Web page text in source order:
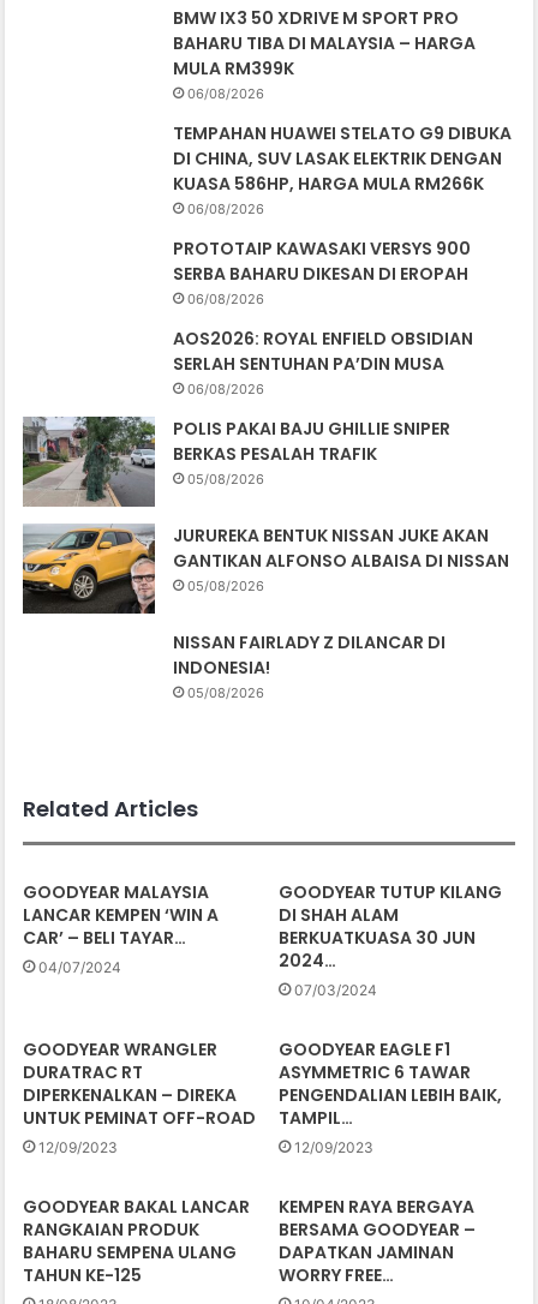
BMW IX3 50 XDRIVE M SPORT PRO
BAHARU TIBA DI MALAYSIA – HARGA
MULA RM399K
06/08/2026
TEMPAHAN HUAWEI STELATO G9 DIBUKA
DI CHINA, SUV LASAK ELEKTRIK DENGAN
KUASA 586HP, HARGA MULA RM266K
06/08/2026
PROTOTAIP KAWASAKI VERSYS 900
SERBA BAHARU DIKESAN DI EROPAH
06/08/2026
AOS2026: ROYAL ENFIELD OBSIDIAN
SERLAH SENTUHAN PA’DIN MUSA
06/08/2026
POLIS PAKAI BAJU GHILLIE SNIPER
BERKAS PESALAH TRAFIK
05/08/2026
JURUREKA BENTUK NISSAN JUKE AKAN
GANTIKAN ALFONSO ALBAISA DI NISSAN
05/08/2026
NISSAN FAIRLADY Z DILANCAR DI
INDONESIA!
05/08/2026
Related Articles
GOODYEAR MALAYSIA
LANCAR KEMPEN ‘WIN A
CAR’ – BELI TAYAR…
04/07/2024
GOODYEAR TUTUP KILANG
DI SHAH ALAM
BERKUATKUASA 30 JUN
2024…
07/03/2024
GOODYEAR WRANGLER
DURATRAC RT
DIPERKENALKAN – DIREKA
UNTUK PEMINAT OFF-ROAD
12/09/2023
GOODYEAR EAGLE F1
ASYMMETRIC 6 TAWAR
PENGENDALIAN LEBIH BAIK,
TAMPIL…
12/09/2023
GOODYEAR BAKAL LANCAR
RANGKAIAN PRODUK
BAHARU SEMPENA ULANG
TAHUN KE-125
KEMPEN RAYA BERGAYA
BERSAMA GOODYEAR –
DAPATKAN JAMINAN
WORRY FREE…